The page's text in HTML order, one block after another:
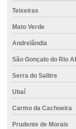
Estaca hélice contínua
Estaca tipo hélice
Estacas para
Estacas para reforço
Execução estaca
Teixeiras
Mato Verde
Andrelândia
São Gonçalo do Rio
Serra do Salitre
Ubaí
Carmo da Cachoeira
Prudente de Morais